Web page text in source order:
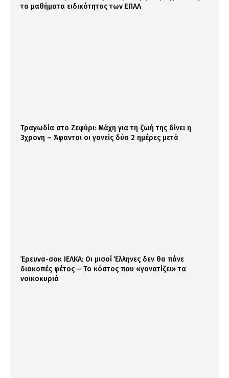
τα μαθήματα ειδικότητας των ΕΠΑΛ
Τραγωδία στο Ζεφύρι: Μάχη για τη ζωή της δίνει η
3χρονη – Άφαντοι οι γονείς δύο 2 ημέρες μετά
Έρευνα-σοκ ΙΕΛΚΑ: Οι μισοί Έλληνες δεν θα πάνε
διακοπές φέτος – Το κόστος που «γονατίζει» τα
νοικοκυριά